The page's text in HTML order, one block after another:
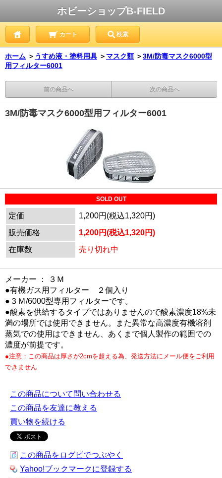
ホビーショップB-FIELD
カート 検索
ホーム ＞ うすめ液・塗料用具 ＞ マスク類 ＞3M/防毒マスク6000型
用フィルター6001
前の商品へ 次の商品へ
3M/防毒マスク6000型用フィルター6001
SOLD OUT
定価
1,200円(税込1,320円)
販売価格
1,200円(税込1,320円)
在庫数
売り切れ中
メーカー ： ３Ｍ
●有機ガス用フィルター ２個入り
●３Ｍ/6000型専用フィルターです。
●酸素を供給するタイプではありませんので酸素濃度18%未
満の場所では使用できません。また異常な高濃度有機溶剤
蒸気での使用はできません、あくまで個人製作の範囲での
濃度が前提です。
●注意：この商品は厚さが2cmを超える為、発送方法にメール便をご利用
できません
この商品について問い合わせる
この商品を友達に教える
買い物を続ける
この商品をログピでつぶやく
Yahoo!ブックマークに登録する